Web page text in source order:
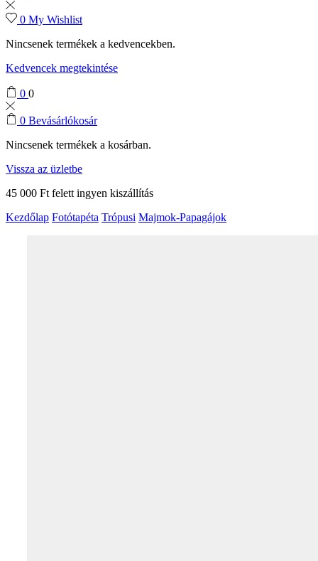
0 My Wishlist
Nincsenek termékek a kedvencekben.
Kedvencek megtekintése
0 0
0 Bevásárlókosár
Nincsenek termékek a kosárban.
Vissza az üzletbe
45 000 Ft felett ingyen kiszállítás
Kezdőlap Fotótapéta Trópusi Majmok-Papagájok